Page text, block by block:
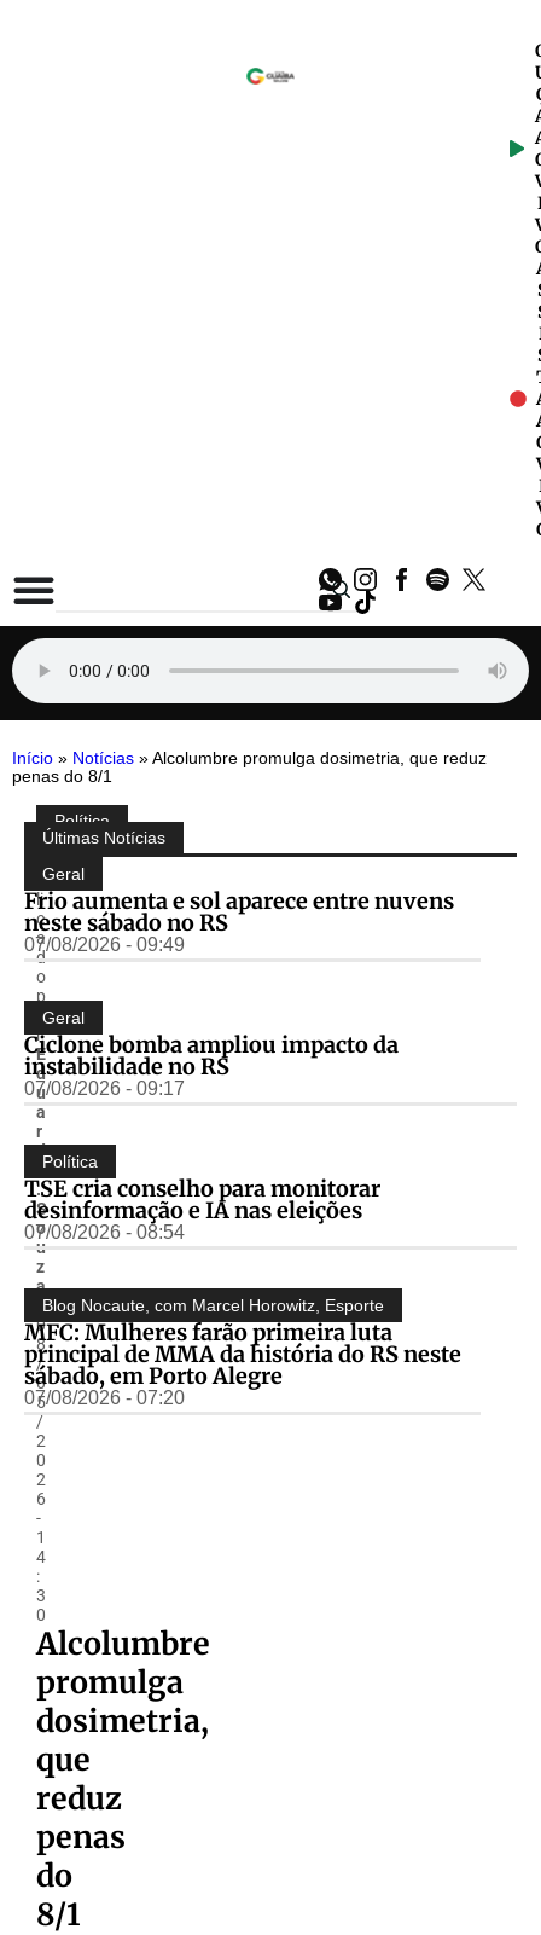
Início » Notícias » Alcolumbre promulga dosimetria, que reduz
penas do 8/1
Compartilhe:
Política
P
b
li
c
a
d
o
p
o
r
E
d
u
a
r
d
o
.
S
o
u
z
a
0
8
/
0
5
/
2
0
2
6
-
1
4
:
3
0
Alcolumbre
promulga
dosimetria,
que
reduz
penas
do
8/1
Últimas Notícias
Geral
Frio aumenta e sol aparece entre nuvens
neste sábado no RS
07/08/2026 - 09:49
Geral
Ciclone bomba ampliou impacto da
instabilidade no RS
07/08/2026 - 09:17
Política
TSE cria conselho para monitorar
desinformação e IA nas eleições
07/08/2026 - 08:54
Blog Nocaute, com Marcel Horowitz Esporte
MFC: Mulheres farão primeira luta
principal de MMA da história do RS neste
sábado, em Porto Alegre
07/08/2026 - 07:20